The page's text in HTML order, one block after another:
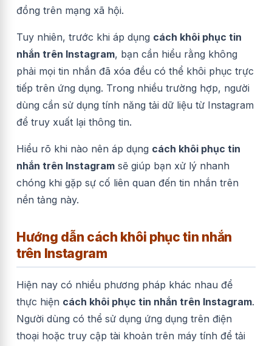
đồng trên mạng xã hội.
Tuy nhiên, trước khi áp dụng cách khôi phục tin
nhắn trên Instagram, bạn cần hiểu rằng không
phải mọi tin nhắn đã xóa đều có thể khôi phục trực
tiếp trên ứng dụng. Trong nhiều trường hợp, người
dùng cần sử dụng tính năng tải dữ liệu từ Instagram
để truy xuất lại thông tin.
Hiểu rõ khi nào nên áp dụng cách khôi phục tin
nhắn trên Instagram sẽ giúp bạn xử lý nhanh
chóng khi gặp sự cố liên quan đến tin nhắn trên
nền tảng này.
Hướng dẫn cách khôi phục tin nhắn
trên Instagram
Hiện nay có nhiều phương pháp khác nhau để
thực hiện cách khôi phục tin nhắn trên Instagram.
Người dùng có thể sử dụng ứng dụng trên điện
thoại hoặc truy cập tài khoản trên máy tính để tải